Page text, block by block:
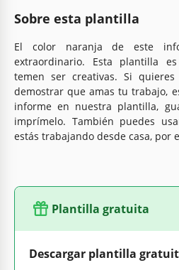
Sobre esta plantilla
El color naranja de este
extraordinario. Esta plantilla
temen ser creativas. Si
demostrar que amas tu trabajo,
informe en nuestra plantilla,
imprímelo. También puedes
estás trabajando desde casa, por
Plantilla gratuita
Descargar plantilla